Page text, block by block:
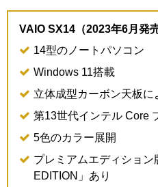
VAIO SX14（2023年6月発
14型のノートパソコン
Windows 11搭載
立体成型カーボン天板に
第13世代インテル Core
5色のカラー展開
プレミアムエディション
EDITION」あり